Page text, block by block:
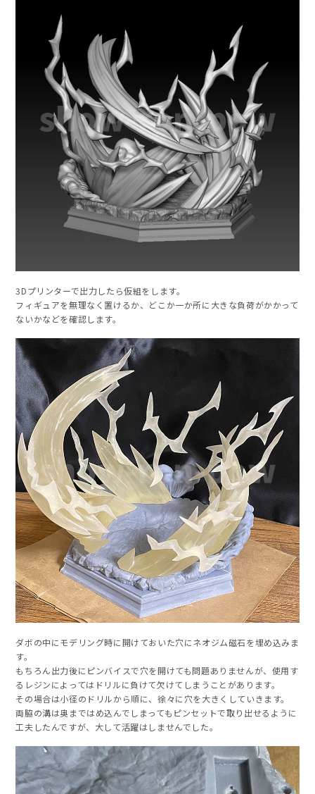
3Dプリンターで出力したら仮組をします。
フィギュアを無理なく置けるか、どこか一か所に大きな負荷がかかって
ないかなどを確認します。
ダボの中にモデリング時に開けておいた穴にネオジム磁石を埋め込みま
す。
もちろん出力後にピンバイスで穴を開けても問題ありませんが、使用す
るレジンによってはドリルに負けて欠けてしまうことがあります。
その場合は小径のドリルから順に、徐々に穴を大きくしていきます。
両脇の溝は奥まではめ込んでしまってもピンセットで取り出せるように
工夫したんですが、大して活躍はしませんでした。